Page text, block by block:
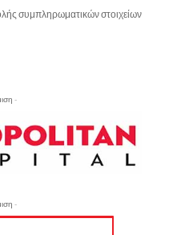
συμπληρωματικών στοιχείων
-
-